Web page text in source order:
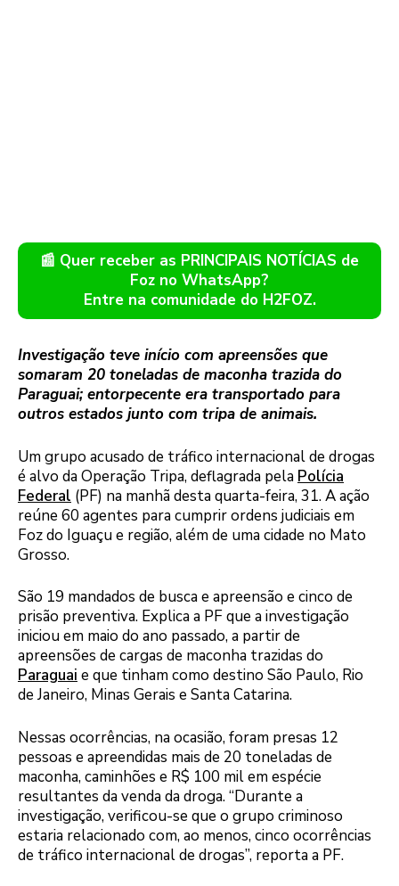
📰 Quer receber as PRINCIPAIS NOTÍCIAS de
Foz no WhatsApp?
Entre na comunidade do H2FOZ.
Investigação teve início com apreensões que
somaram 20 toneladas de maconha trazida do
Paraguai; entorpecente era transportado para
outros estados junto com tripa de animais.
Um grupo acusado de tráfico internacional de drogas
é alvo da Operação Tripa, deflagrada pela Polícia
Federal (PF) na manhã desta quarta-feira, 31. A ação
reúne 60 agentes para cumprir ordens judiciais em
Foz do Iguaçu e região, além de uma cidade no Mato
Grosso.
São 19 mandados de busca e apreensão e cinco de
prisão preventiva. Explica a PF que a investigação
iniciou em maio do ano passado, a partir de
apreensões de cargas de maconha trazidas do
Paraguai e que tinham como destino São Paulo, Rio
de Janeiro, Minas Gerais e Santa Catarina.
Nessas ocorrências, na ocasião, foram presas 12
pessoas e apreendidas mais de 20 toneladas de
maconha, caminhões e R$ 100 mil em espécie
resultantes da venda da droga. “Durante a
investigação, verificou-se que o grupo criminoso
estaria relacionado com, ao menos, cinco ocorrências
de tráfico internacional de drogas”, reporta a PF.